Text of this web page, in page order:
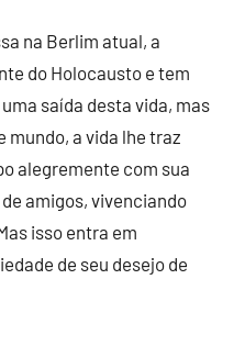
na Berlim atual, a
do Holocausto e tem
saída desta vida, mas
a vida lhe traz
alegremente com sua
amigos, vivenciando
isso entra em
de seu desejo de